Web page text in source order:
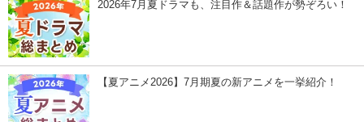
2026年7月夏ドラマも、注目作＆話題作が勢ぞろい！
【夏アニメ2026】7月期夏の新アニメを一挙紹介！